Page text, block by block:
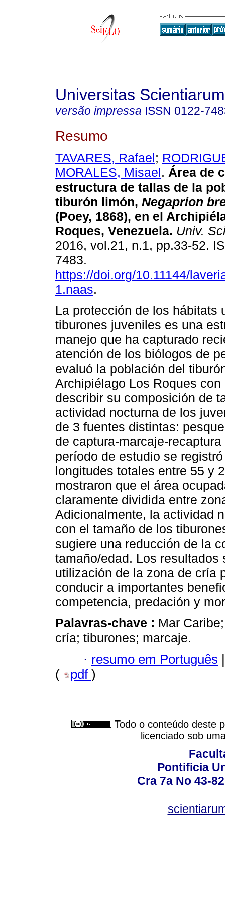
Universitas Scientiarum
versão impressa ISSN 0122-
Resumo
TAVARES, Rafael;
MORALES, Misael. Área de
estructura de tallas de la
tiburón limón, Negaprion
(Poey, 1868), en el
Roques, Venezuela. Univ.
2016, vol.21, n.1, pp.33-52.
7483.
https://doi.org/10.11144/
1.naas.
La protección de los hábitats
tiburones juveniles es una
manejo que ha capturado
atención de los biólogos de
evaluó la población del
Archipiélago Los Roques
describir su composición de
actividad nocturna de los
de 3 fuentes distintas:
de captura-marcaje-
período de estudio se
longitudes totales entre 55 y
mostraron que el área
claramente dividida entre
Adicionalmente, la actividad
con el tamaño de los
sugiere una reducción de la
tamaño/edad. Los
utilización de la zona de cría
conducir a importantes
competencia, predación y
Palavras-chave : Mar
cría; tiburones; marcaje.
· resumo em Português |
(
pdf )
Todo o conteúdo deste
licenciado sob
Pontificia
Cra 7a No 43-